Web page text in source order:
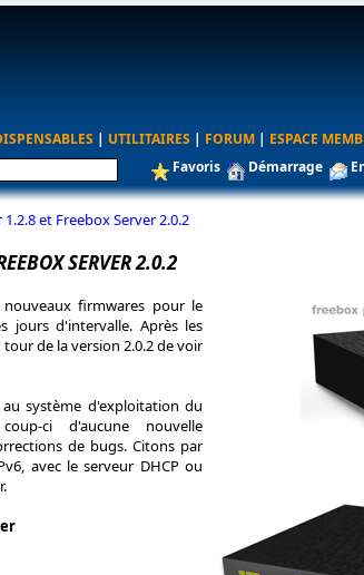
| UTILITAIRES | FORUM | ESPACE
Favoris Démarrage
et Freebox Server 2.0.2
SERVER 2.0.2
firmwares pour le
jours d'intervalle. Après les
tour de la version 2.0.2 de voir
système d'exploitation du
ci d'aucune nouvelle
de bugs. Citons par
avec le serveur DHCP ou